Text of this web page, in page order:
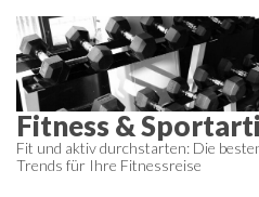
Zum
Inhalt
springen
Fitness &
Fit und aktiv durchstarten: Die
Trends für Ihre Fitnessreise